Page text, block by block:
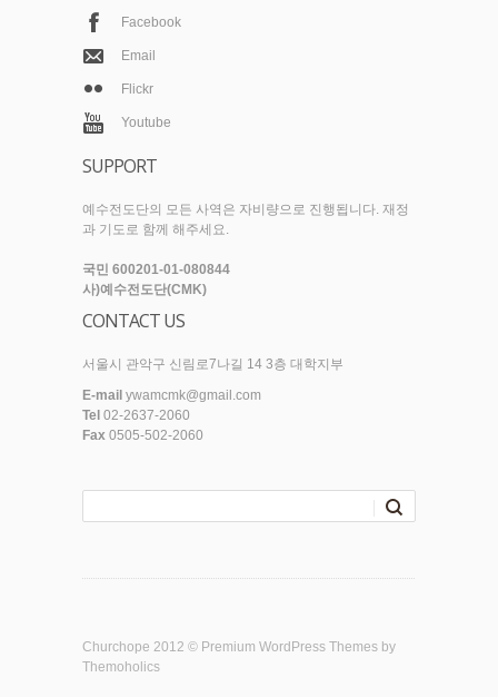
Facebook
Email
Flickr
Youtube
SUPPORT
예수전도단의 모든 사역은 자비량으로 진행됩니다. 재정
과 기도로 함께 해주세요.
국민 600201-01-080844
사)예수전도단(CMK)
CONTACT US
서울시 관악구 신림로7나길 14 3층 대학지부
E-mail ywamcmk@gmail.com
Tel 02-2637-2060
Fax 0505-502-2060
Churchope 2012 © Premium WordPress Themes by
Themoholics